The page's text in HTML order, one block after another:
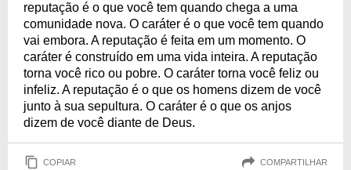
reputação é o que você tem quando chega a uma
comunidade nova. O caráter é o que você tem quando
vai embora. A reputação é feita em um momento. O
caráter é construído em uma vida inteira. A reputação
torna você rico ou pobre. O caráter torna você feliz ou
infeliz. A reputação é o que os homens dizem de você
junto à sua sepultura. O caráter é o que os anjos
dizem de você diante de Deus.
COPIAR COMPARTILHAR